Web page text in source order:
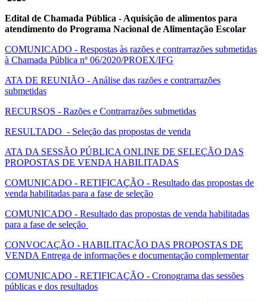
Edital de Chamada Pública - Aquisição de alimentos para
atendimento do Programa Nacional de Alimentação Escolar
COMUNICADO - Respostas às razões e contrarrazões submetidas
à Chamada Pública nº 06/2020/PROEX/IFG
ATA DE REUNIÃO - Análise das razões e contrarrazões
submetidas
RECURSOS - Razões e Contrarrazões submetidas
RESULTADO - Seleção das propostas de venda
ATA DA SESSÃO PÚBLICA ONLINE DE SELEÇÃO DAS
PROPOSTAS DE VENDA HABILITADAS
COMUNICADO - RETIFICAÇÃO - Resultado das propostas de
venda habilitadas para a fase de seleção
COMUNICADO - Resultado das propostas de venda habilitadas
para a fase de seleção
CONVOCAÇÃO - HABILITAÇÃO DAS PROPOSTAS DE
VENDA Entrega de informações e documentação complementar
COMUNICADO - RETIFICAÇÃO - Cronograma das sessões
públicas e dos resultados